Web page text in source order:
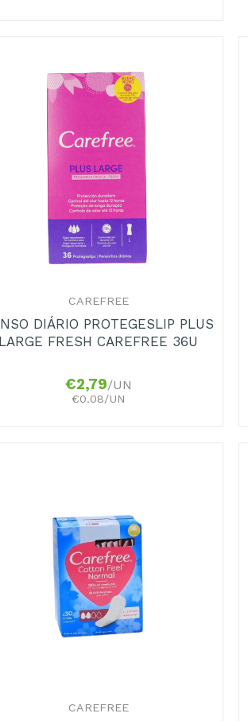
CAREFREE
DIÁRIO PROTEGESLIP PLUS
LARGE FRESH CAREFREE 36U
€2,79/UN
€0.08/UN
CAREFREE